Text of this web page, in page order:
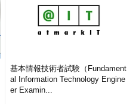
基本情報技術者試験（Fundament
al Information Technology Engine
er Examin...